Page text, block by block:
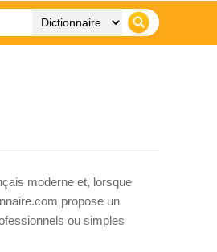
moderne et, lorsque
propose un
ou simples